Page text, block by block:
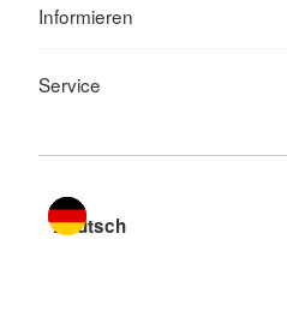
Informieren
Service
Sprache wechseln zu